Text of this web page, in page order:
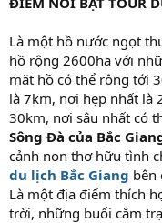
Là một hồ nước ngọt
hồ rộng 2600ha với
mặt hồ có thể rộng tới
là 7km, nơi hẹp nhất là
30km, nơi sâu nhất có
Sông Đà của Bắc
cảnh non thơ hữu tình
du lịch Bắc Giang bên
Là một địa điểm thích
trời, những buổi cắm